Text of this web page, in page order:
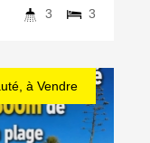
3
3
à Vendre